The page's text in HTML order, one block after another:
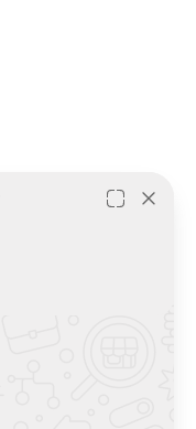
ул.